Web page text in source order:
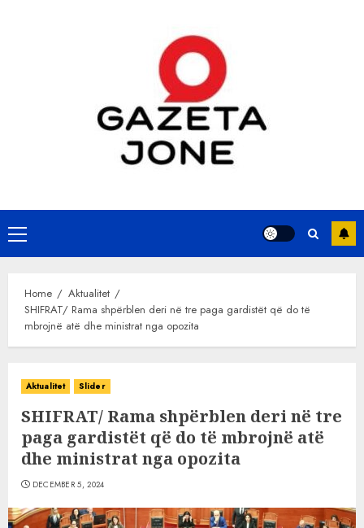
Primary
Menu
Home
Aktualitet
SHIFRAT/ Rama shpërblen deri në tre paga gardistët që do të
mbrojnë atë dhe ministrat nga opozita
Aktualitet Slider
SHIFRAT/ Rama shpërblen deri në tre
paga gardistët që do të mbrojnë atë
dhe ministrat nga opozita
DECEMBER 5, 2024